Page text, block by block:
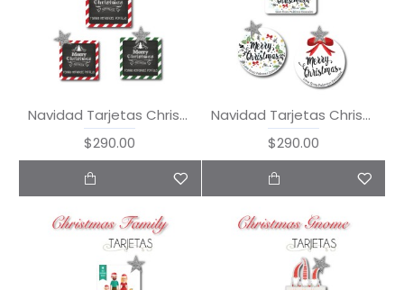
Navidad Tarjetas Christmas Chalkboard
$290.00
Navidad Tarjetas Christmas Eve
$290.00